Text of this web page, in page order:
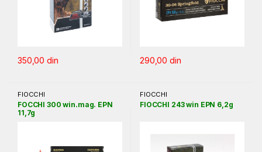
350,00din 290,00din
FIOCCHI
FOCCHI 300 win.mag. EPN
11,7g
FIOCCHI
FIOCCHI 243 win EPN 6,2g